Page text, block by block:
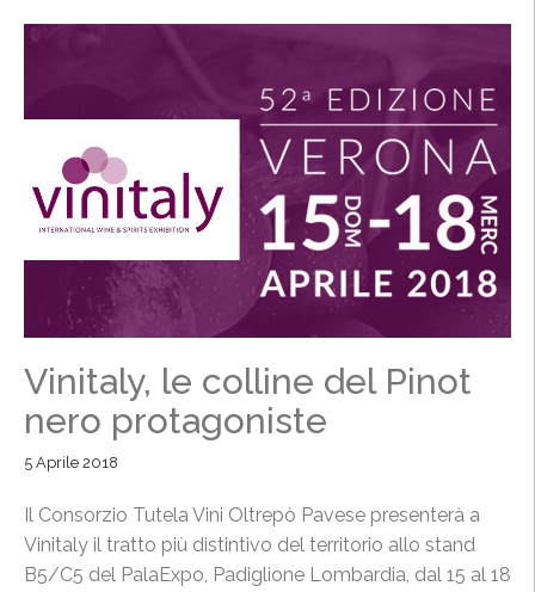
Vinitaly, le colline del Pinot
nero protagoniste
5 Aprile 2018
Il Consorzio Tutela Vini Oltrepò Pavese presenterà a
Vinitaly il tratto più distintivo del territorio allo stand
B5/C5 del PalaExpo, Padiglione Lombardia, dal 15 al 18